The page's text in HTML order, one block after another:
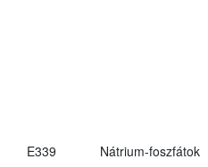
E339 Nátrium-foszfátok